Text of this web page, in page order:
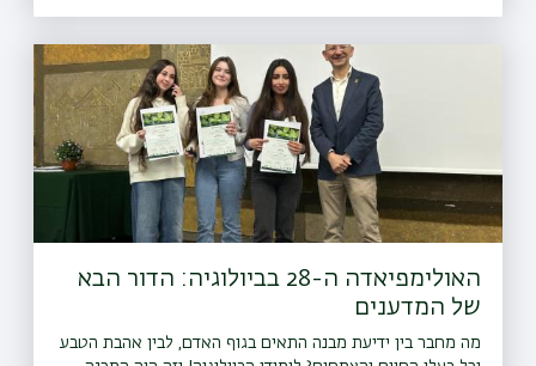
האולימפיאדה ה-28 בביולוגיה: הדור הבא
של המדענים
מה מחבר בין ידיעת מבנה התאים בגוף האדם, לבין אהבת הטבע